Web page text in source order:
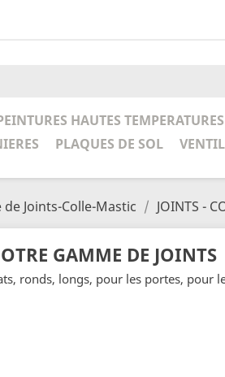
HAUTES TEMPERATURES
PLAQUES DE SOL
Joints-Colle-Mastic JOINTS -
GAMME DE JOINTS
ronds, longs, pour les portes, pour